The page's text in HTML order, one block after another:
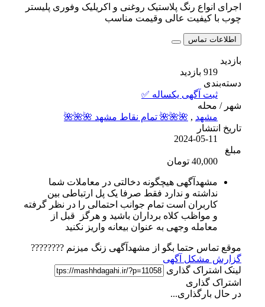
اجرای انواع رنگ پلاستیک روغنی و اکریلیک وفوری پلیستر
چوب با کیفیت عالی وقیمت مناسب
اطلاعات تماس
بازدید
919 بازدید
دسته‌بندی
ثبت آگهی یکساله ✅
شهر / محله
مشهد , 🌺🌺🌺 تمام نقاط مشهد 🌺🌺🌺
تاریخ انتشار
2024-05-11
مبلغ
40,000 تومان
مشهدآگهی هیچگونه دخالتی در معاملات شما
نداشته و ندارد فقط صرفا یک پل ارتباطی بین
کاربران است تمام جوانب احتمالی را در نظر گرفته
و مواظب کلاه برداران باشید و هرگز قبل از
معامله وجهی به عنوان بیعانه واریز نکنید
موقع تماس حتما بگو از مشهدآگهی زنگ میزنم ????????
گزارش مشکل آگهی
لینک اشتراک گذاری
اشتراک گذاری
در حال بارگذاری...